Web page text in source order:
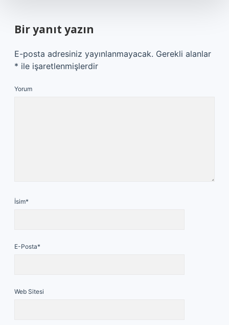
Bir yanıt yazın
E-posta adresiniz yayınlanmayacak. Gerekli alanlar
* ile işaretlenmişlerdir
Yorum
İsim*
E-Posta*
Web Sitesi